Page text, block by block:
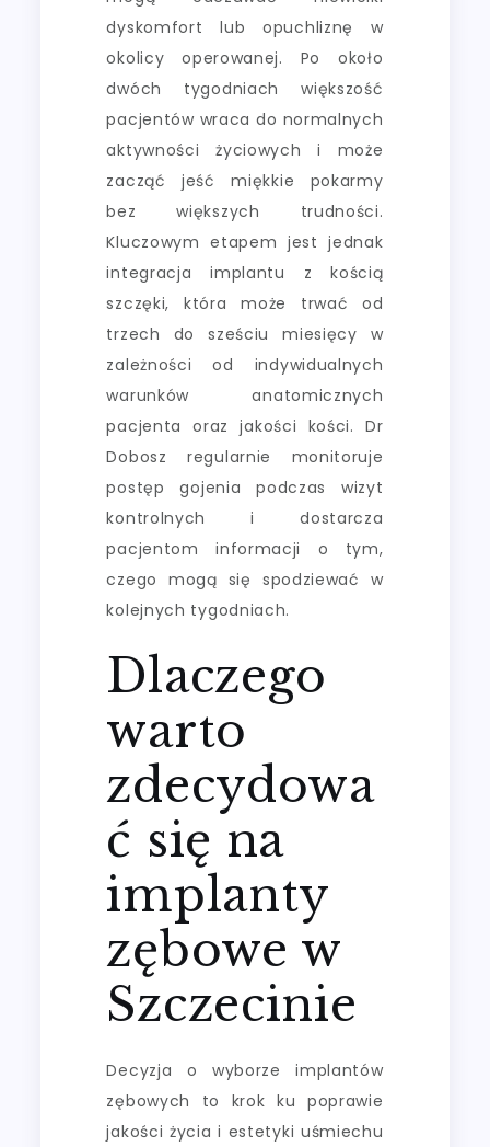
dyskomfort lub opuchliznę w
okolicy operowanej. Po około
dwóch tygodniach większość
pacjentów wraca do normalnych
aktywności życiowych i może
zacząć jeść miękkie pokarmy
bez większych trudności.
Kluczowym etapem jest jednak
integracja implantu z kością
szczęki, która może trwać od
trzech do sześciu miesięcy w
zależności od indywidualnych
warunków anatomicznych
pacjenta oraz jakości kości. Dr
Dobosz regularnie monitoruje
postęp gojenia podczas wizyt
kontrolnych i dostarcza
pacjentom informacji o tym,
czego mogą się spodziewać w
kolejnych tygodniach.
Dlaczego
warto
zdecydowa
ć się na
implanty
zębowe w
Szczecinie
Decyzja o wyborze implantów
zębowych to krok ku poprawie
jakości życia i estetyki uśmiechu